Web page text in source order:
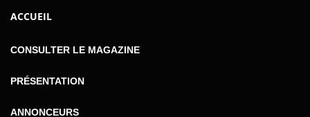
ACCUEIL
CONSULTER LE MAGAZINE
PRÉSENTATION
ANNONCEURS